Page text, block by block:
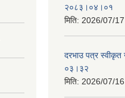
२०८३।०४।०१
मिति: 2026/07/
दरभाउ पत्र
०३।३२
मिति: 2026/07/